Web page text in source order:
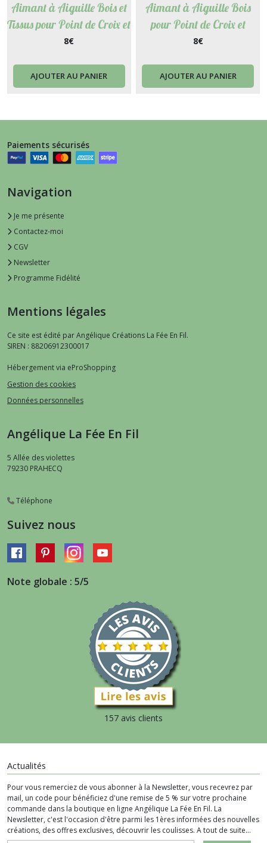
Aimant à Aiguille Bois et
Tissus pour Point de Croix et
Broderie - Chouette série 1
8€
AJOUTER AU PANIER
Aimant à Aiguille Bois
pour Point de Croix et
Broderie - Message
8€
AJOUTER AU PANIER
Paiements sécurisés
Navigation
Je me présente
Contactez-moi
CGV
Newsletter
Programme Fidélité
Mentions légales
Ce site est édité par Angélique Créations La Fée En Fil.
SIREN : 88206912300017
Hébergement via eProShopping
Gestion des cookies
Données personnelles
Angélique La Fée En Fil
5 Allée des violettes
79230 PRAHECQ
Téléphone
Suivez nous
Note globale : 5/5
157 avis clients
Actualités
Pour vous remerciez de vous abonner à la Newsletter, vous recevrez par
mail, un code pour bénéficiez d'une remise de 5 % sur votre prochaine
commande dans la boutique en ligne Angélique La Fée En Fil. La
Newsletter, c'est l'occasion d'être parmi les 1ères informées des nouvelles
créations, des offres exclusives, découvrir les coulisses. A tout de suite...